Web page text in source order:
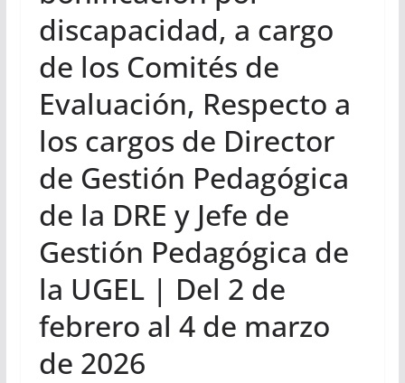
discapacidad, a cargo
de los Comités de
Evaluación, Respecto a
los cargos de Director
de Gestión Pedagógica
de la DRE y Jefe de
Gestión Pedagógica de
la UGEL | Del 2 de
febrero al 4 de marzo
de 2026